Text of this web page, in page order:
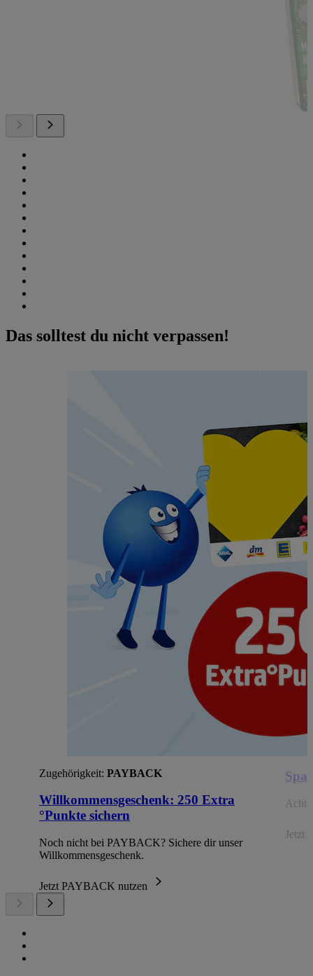
Das solltest du nicht verpassen!
Zugehörigkeit: PAYBACK
Willkommensgeschenk: 250 Extra
°Punkte sichern
Noch nicht bei PAYBACK? Sichere dir unser
Willkommensgeschenk.
Jetzt PAYBACK nutzen
Jetzt